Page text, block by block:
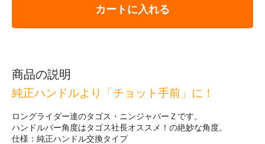
カートに入れる
商品の説明
純正ハンドルより「チョット手前」に！
ロングライダー達のタゴス・ニンジャバーＺです。
ハンドルバー角度はタゴス社長オススメ！の絶妙な角度。
仕様：純正ハンドル交換タイプ